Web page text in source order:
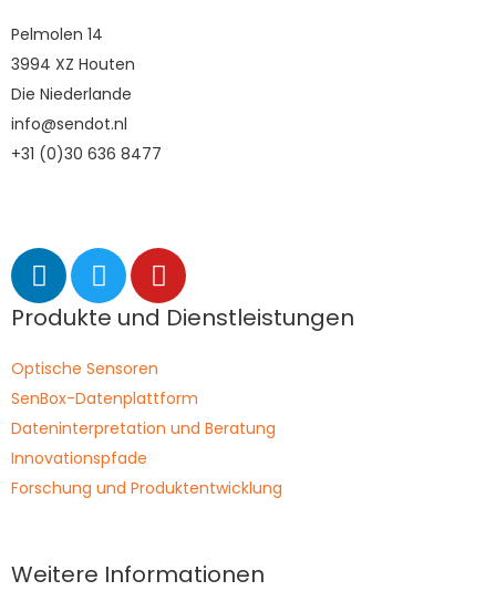
Pelmolen 14
3994 XZ Houten
Die Niederlande
info@sendot.nl
+31 (0)30 636 8477
Produkte und Dienstleistungen
Optische Sensoren
SenBox-Datenplattform
Dateninterpretation und Beratung
Innovationspfade
Forschung und Produktentwicklung
Weitere Informationen